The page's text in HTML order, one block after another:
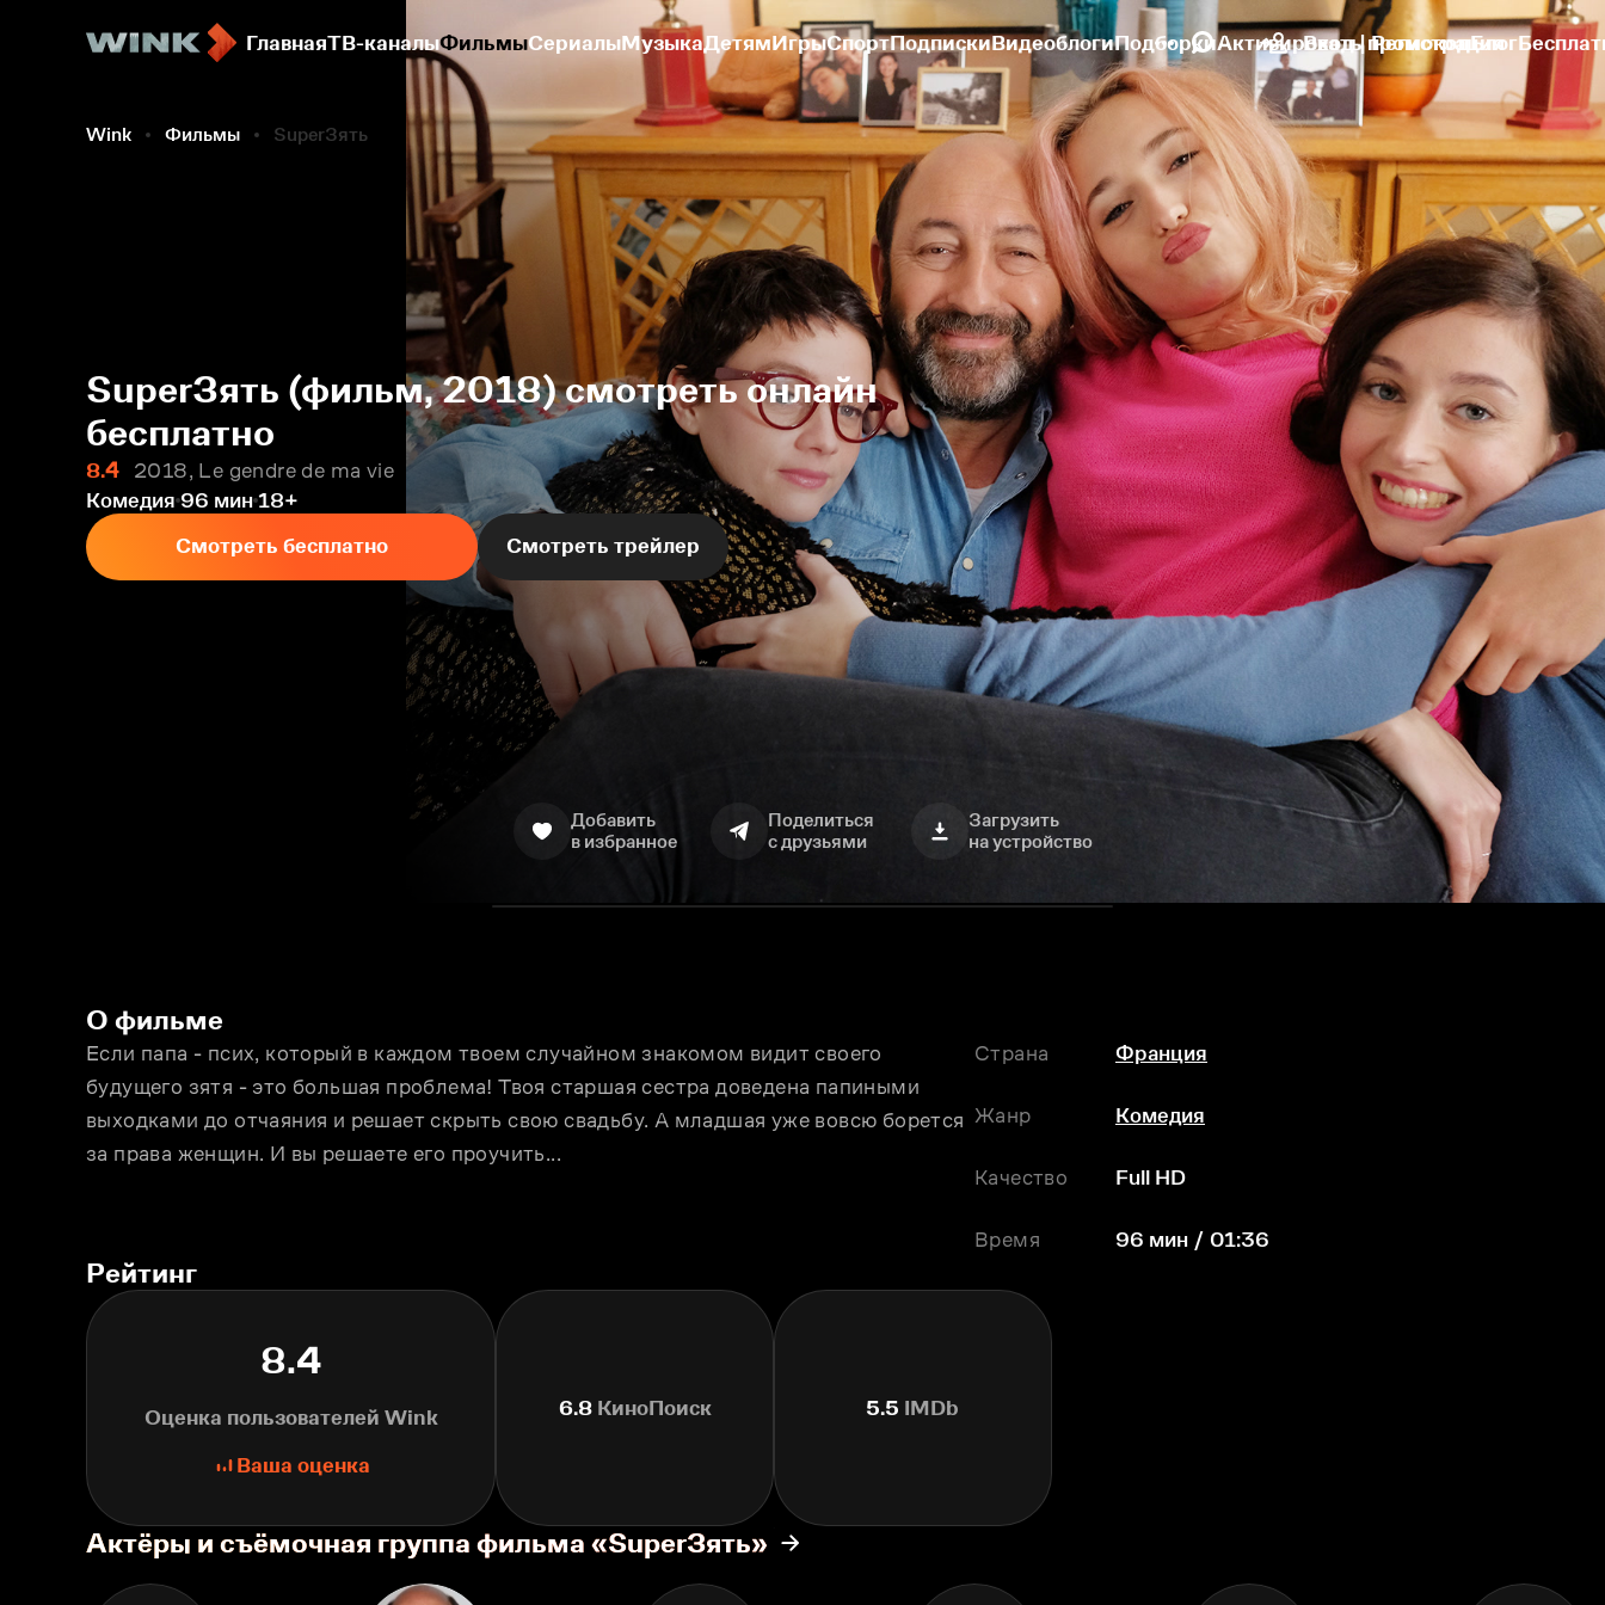
ГлавнаяТВ-каналыФильмыСериалыМузыкаДетямИгрыСпортПодпискиВидеоблогиПодборкиАктивировать промокодБлог
Вход | Регистрация
Wink Фильмы SuperЗять
SuperЗять (фильм, 2018) смотреть онлайн
бесплатно
8.4
2018, Le gendre de ma vie
Комедия 96 мин 18+
Смотреть бесплатно
Смотреть трейлер
Добавить
в избранное
Поделиться
с друзьями
Загрузить
на устройство
О фильме
Если папа - псих, который в каждом твоeм случайном знакомом видит своего
будущего зятя - это большая проблема! Твоя старшая сестра доведена папиными
выходками до отчаяния и решает скрыть свою свадьбу. А младшая уже вовсю борется
за права женщин. И вы решаете его проучить...
Страна Франция
Жанр Комедия
Качество Full HD
Время 96 мин / 01:36
Рейтинг
8.4
Оценка пользователей Wink
Ваша оценка
6.8КиноПоиск 5.5 IMDb
Актёры и съёмочная группа фильма «SuperЗять»